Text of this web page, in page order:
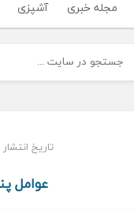
مجله خبری آشپزی
تاریخ انتشار : یکشنبه 10
عوامل